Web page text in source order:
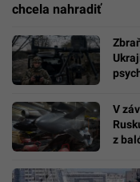
chcela nahradiť
V
z